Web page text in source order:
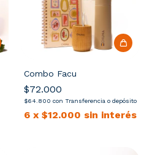
Combo Facu
$72.000
$64.800 con Transferencia o depósito
6 x $12.000 sin interés